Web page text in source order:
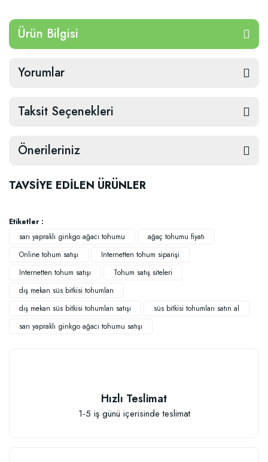
Ürün Bilgisi
Yorumlar
Taksit Seçenekleri
Önerileriniz
TAVSİYE EDİLEN ÜRÜNLER
Etiketler :
sarı yapraklı ginkgo ağacı tohumu
ağaç tohumu fiyatı
Online tohum satışı
Internetten tohum siparişi
Internetten tohum satışı
Tohum satış siteleri
dış mekan süs bitkisi tohumları
dış mekan süs bitkisi tohumları satışı
süs bitkisi tohumları satın al
sarı yapraklı ginkgo ağacı tohumu satışı
Hızlı Teslimat
1-5 iş günü içerisinde teslimat